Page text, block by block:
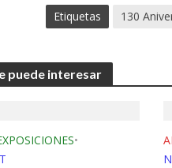
Etiquetas 130
puede interesar
•